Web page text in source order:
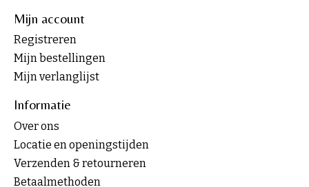
Mijn account
Registreren
Mijn bestellingen
Mijn verlanglijst
Informatie
Over ons
Locatie en openingstijden
Verzenden & retourneren
Betaalmethoden